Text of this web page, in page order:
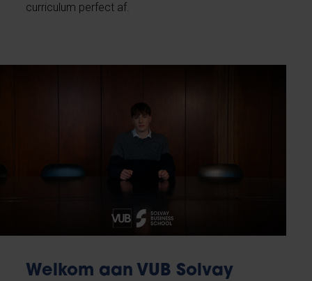
curriculum perfect af.
Welkom aan VUB Solvay